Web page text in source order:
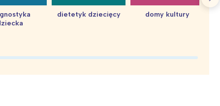
dietetyk dziecięcy
domy kultury